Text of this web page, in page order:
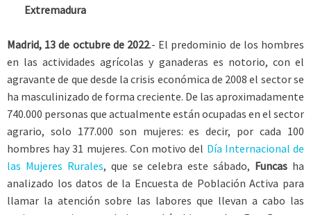
Extremadura
Madrid, 13 de octubre de 2022.- El predominio de los hombres
en las actividades agrícolas y ganaderas es notorio, con el
agravante de que desde la crisis económica de 2008 el sector se
ha masculinizado de forma creciente. De las aproximadamente
740.000 personas que actualmente están ocupadas en el sector
agrario, solo 177.000 son mujeres: es decir, por cada 100
hombres hay 31 mujeres. Con motivo del Día Internacional de
las Mujeres Rurales, que se celebra este sábado, Funcas ha
analizado los datos de la Encuesta de Población Activa para
llamar la atención sobre las labores que llevan a cabo las